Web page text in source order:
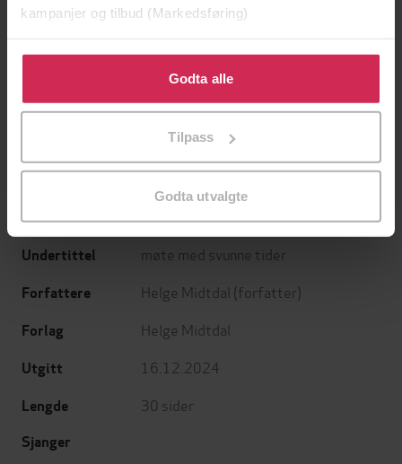
kampanjer og tilbud (Markedsføring)
Klikk på «Godta alle» for å gi oss ditt samtykke til å
bruke cookies for alle disse formålene. Du kan også
tilpasse ditt samtykke til spesifikke formål ved å klikke
Godta alle
Tilpass
Godta utvalgte
Minnesota
Utskudd
Undertittel møte med svunne tider
Forfattere Helge Midtdal (forfatter)
Forlag Helge Midtdal
Utgitt 16.12.2024
Lengde 30 sider
Sjanger